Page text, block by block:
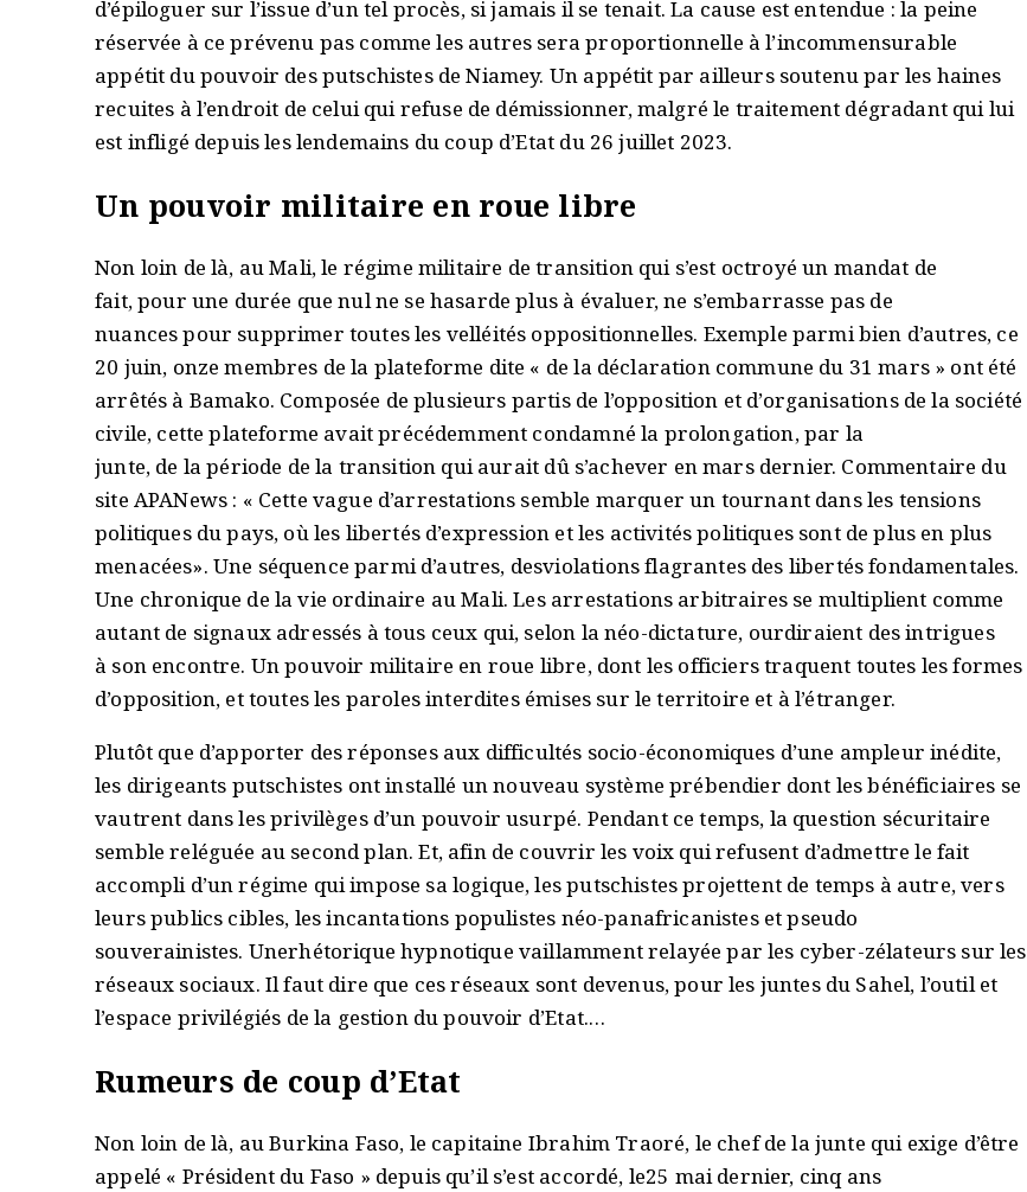
d’épiloguer sur l’issue d’un tel procès, si jamais il se tenait. La cause est entendue : la peine
réservée à ce prévenu pas comme les autres sera proportionnelle à l’incommensurable
appétit du pouvoir des putschistes de Niamey. Un appétit par ailleurs soutenu par les haines
recuites à l’endroit de celui qui refuse de démissionner, malgré le traitement dégradant qui lui
est infligé depuis les lendemains du coup d’Etat du 26 juillet 2023.
Un pouvoir militaire en roue libre
Non loin de là, au Mali, le régime militaire de transition qui s’est octroyé un mandat de
fait, pour une durée que nul ne se hasarde plus à évaluer, ne s’embarrasse pas de
nuances pour supprimer toutes les velléités oppositionnelles. Exemple parmi bien d’autres, ce
20 juin, onze membres de la plateforme dite « de la déclaration commune du 31 mars » ont été
arrêtés à Bamako. Composée de plusieurs partis de l’opposition et d’organisations de la société
civile, cette plateforme avait précédemment condamné la prolongation, par la
junte, de la période de la transition qui aurait dû s’achever en mars dernier. Commentaire du
site APANews : « Cette vague d’arrestations semble marquer un tournant dans les tensions
politiques du pays, où les libertés d’expression et les activités politiques sont de plus en plus
menacées». Une séquence parmi d’autres, desviolations flagrantes des libertés fondamentales.
Une chronique de la vie ordinaire au Mali. Les arrestations arbitraires se multiplient comme
autant de signaux adressés à tous ceux qui, selon la néo-dictature, ourdiraient des intrigues
à son encontre. Un pouvoir militaire en roue libre, dont les officiers traquent toutes les formes
d’opposition, et toutes les paroles interdites émises sur le territoire et à l’étranger.
Plutôt que d’apporter des réponses aux difficultés socio-économiques d’une ampleur inédite,
les dirigeants putschistes ont installé un nouveau système prébendier dont les bénéficiaires se
vautrent dans les privilèges d’un pouvoir usurpé. Pendant ce temps, la question sécuritaire
semble reléguée au second plan. Et, afin de couvrir les voix qui refusent d’admettre le fait
accompli d’un régime qui impose sa logique, les putschistes projettent de temps à autre, vers
leurs publics cibles, les incantations populistes néo-panafricanistes et pseudo
souverainistes. Unerhétorique hypnotique vaillamment relayée par les cyber-zélateurs sur les
réseaux sociaux. Il faut dire que ces réseaux sont devenus, pour les juntes du Sahel, l’outil et
l’espace privilégiés de la gestion du pouvoir d’Etat.…
Rumeurs de coup d’Etat
Non loin de là, au Burkina Faso, le capitaine Ibrahim Traoré, le chef de la junte qui exige d’être
appelé « Président du Faso » depuis qu’il s’est accordé, le25 mai dernier, cinq ans